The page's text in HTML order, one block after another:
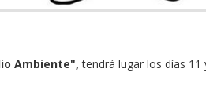
Ambiente", tendrá lugar los días 11